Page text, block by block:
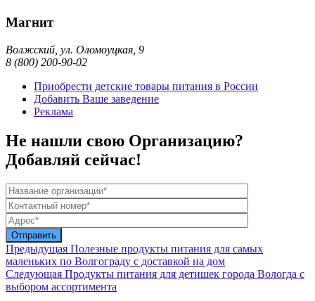
Магнит
Волжский, ул. Оломоуцкая, 9
8 (800) 200-90-02
Приобрести детские товары питания в России
Добавить Ваше заведение
Реклама
Не нашли свою Организацию?
Добавляй сейчас!
Предыдущая Полезные продукты питания для самых
маленьких по Волгограду с доставкой на дом
Следующая Продукты питания для детишек города Вологда с
выбором ассортимента